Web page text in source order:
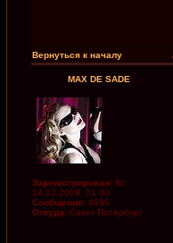
Вернуться к началу
MAX DE SADE
Зарегистрирован: Вс
14.12.2008, 01:30
Сообщения: 4996
Откуда: Санкт-Петербург